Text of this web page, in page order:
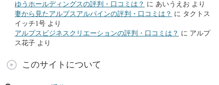
ゆうホールディングスの評判・口コミは？ に あいうえお より
妻から見たアルプスアルパインの評判・口コミは？ に タクトス
イッチ1号 より
アルプスビジネスクリエーションの評判・口コミは？ に アルプ
ス花子 より
このサイトについて